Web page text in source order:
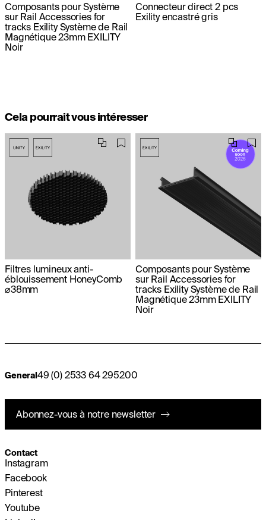
Composants pour Système
sur Rail Accessories for
tracks Exility Système de Rail
Magnétique 23mm EXILITY
Noir
Connecteur direct 2 pcs
Exility encastré gris
Cela pourrait vous intéresser
Filtres lumineux anti-
éblouissement HoneyComb
⌀38mm
Composants pour Système
sur Rail Accessories for
tracks Exility Système de Rail
Magnétique 23mm EXILITY
Noir
General49 (0) 2533 64 295200
Abonnez-vous à notre newsletter
Contact
Instagram
Facebook
Pinterest
Youtube